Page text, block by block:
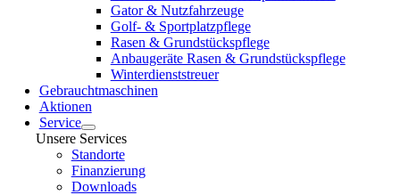
Gator & Nutzfahrzeuge
Golf- & Sportplatzpflege
Rasen & Grundstückspflege
Anbaugeräte Rasen & Grundstückspflege
Winterdienststreuer
Gebrauchtmaschinen
Aktionen
Service
Unsere Services
Standorte
Finanzierung
Downloads